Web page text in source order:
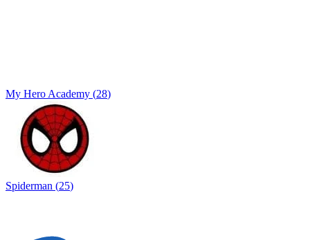
My Hero Academy (28)
Spiderman (25)